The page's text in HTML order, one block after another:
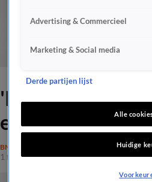
'Rico, je bent
een
BN'ERS
1 feb 2017, 13:26
Advertising & Commercieel
Marketing & Social media
Derde partijen lijst
Alle
Huidige